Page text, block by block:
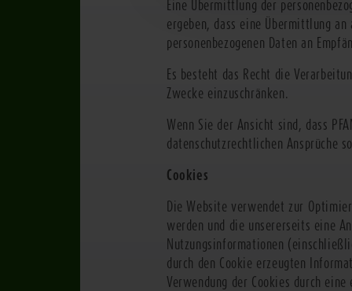
Eine Übermittlung der
ergeben, dass eine Übermittlung
personenbezogenen Daten an
Es besteht das Recht die
Zwecke einzuschränken.
Wenn Sie der Ansicht sind, dass
datenschutzrechtlichen Ansprüche
Cookies
Die Website verwendet zur
werden und die unsererseits eine
Nutzungsinformationen
durch den Cookie erzeugten
Verwendung der Cookies durch